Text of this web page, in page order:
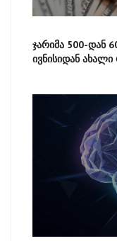
ჯარიმა 500-დან
ივნისიდან